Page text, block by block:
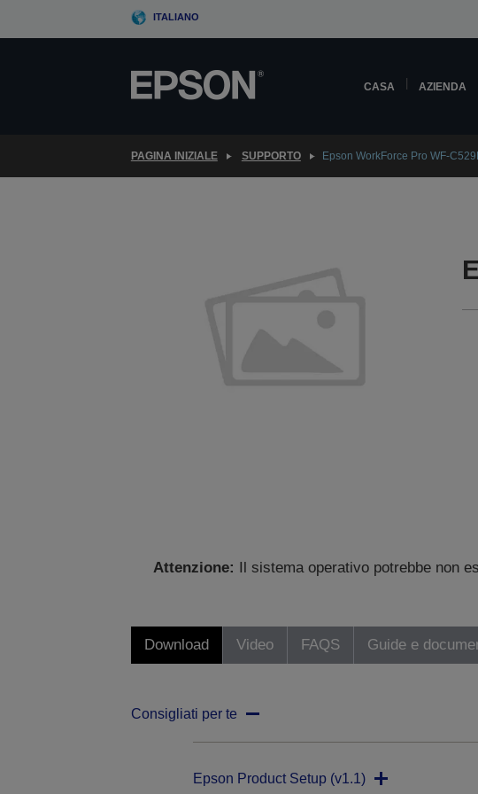
ITALIANO
CASA AZIENDA
PAGINA INIZIALE SUPPORTO Epson WorkForce Pro WF-
Attenzione:
Il sistema operativo potrebbe non
Download Video FAQS Guide e
Consigliati per te
Epson Product Setup (v1.1)